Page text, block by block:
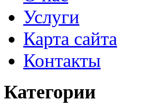
Услуги
Карта сайта
Контакты
Категории